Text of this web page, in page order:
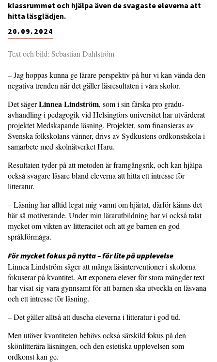
20.09.2024
klassrummet och hjälpa även de svagaste eleverna att
hitta läsglädjen.
Text och bild: Sebastian Dahlström
– Jag hoppas kunna ge lärare perspektiv på hur vi kan vända den
negativa trenden när det gäller läsresultaten i våra skolor.
Det sägerLinnea Lindström, som i sin färska pro gradu-
avhandling i pedagogik vid Helsingfors universitet har utvärderat
projektet Medskapande läsning. Projektet, som finansieras av
Svenska folkskolans vänner, drivs av Sydkustens ordkonstskola i
samarbete med skolnätverket Haru.
Resultaten tyder på att metoden är framgångsrik, och kan hjälpa
också svagare läsare bland eleverna att hitta ett intresse för
litteratur.
– Läsning har alltid legat mig varmt om hjärtat, därför känns det
här så motiverande. Under min lärarutbildning har vi också talat
mycket om vikten av litteracitet och att ge barnen en god
språkförmåga.
För mycket fokus på nytta – för lite på upplevelse
Linnea Lindström säger att många läsinterventioner i skolorna
fokuserar på kvantitet. Att exponera elever för stora mängder text
har visat sig vara gynnsamt för att barnen ska utveckla en läsvana
och ett intresse för läsning.
– Det gäller alltså att duscha eleverna i litteratur i god tid.
Men utöver kvantiteten behövs också särskild fokus på den
skönlitterära läsningen, och den estetiska upplevelsen som
ordkonst kan ge.